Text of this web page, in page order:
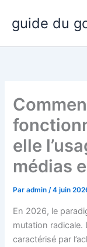
contenu
guide du
elle
médias
Paradmin/4 juin
En 2026, le
mutation radicale.
caractérisé par